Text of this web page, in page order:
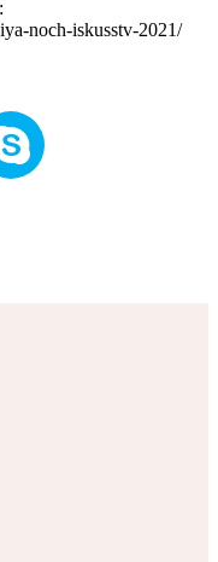
noch-iskusstv-2021/